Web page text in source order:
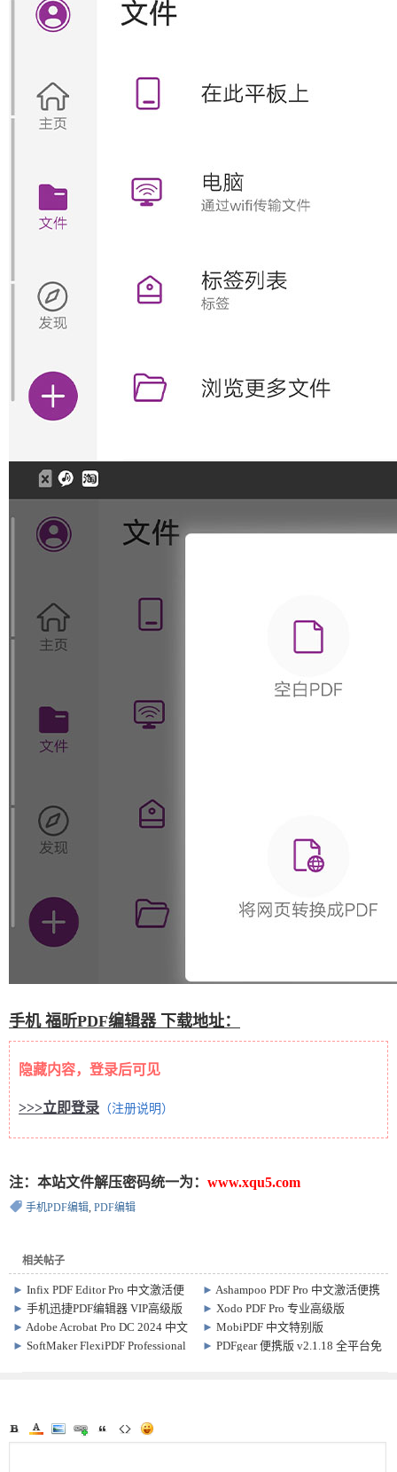
手机 福昕PDF编辑器 下载地址：
隐藏内容，登录后可见
>>>立即登录 （注册说明）
注：本站文件解压密码统一为： www.xqu5.com
手机PDF编辑, PDF编辑
相关帖子
►Infix PDF Editor Pro 中文激活便
携版 v7.6.9
► Ashampoo PDF Pro 中文激活便携
版 v3.0.8
►手机迅捷PDF编辑器 VIP高级版
v1.9.4.0
► Xodo PDF Pro 专业高级版
v10.15.0 手机PDF编辑软件
► Adobe Acrobat Pro DC 2024 中文
特别版 v24.002.20736
►MobiPDF 中文特别版
v10.30.59210 PDF编辑转换软件
►SoftMaker FlexiPDF Professional
►PDFgear 便携版 v2.1.18 全平台免